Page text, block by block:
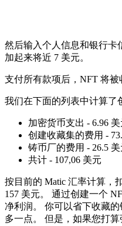
然后输入个人信息和银行卡
加起来将近 7 美元。
支付所有款项后，NFT 将被
我们在下面的列表中计算了
加密货币支出 - 6.96 美
创建收藏集的费用 -
铸币厂的费用 - 26.5 美
共计 - 107,06 美元
按目前的 Matic 汇率计算，
157 美元。 通过创建一个
净利润。 你可以省下收藏
多一点。 但是，如果您打